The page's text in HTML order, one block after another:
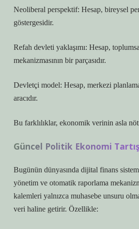
Neoliberal perspektif: Hesap, bireysel
göstergesidir.
Refah devleti yaklaşımı: Hesap,
mekanizmasının bir parçasıdır.
Devletçi model: Hesap, merkezi
aracıdır.
Bu farklılıklar, ekonomik verinin asla
Güncel Politik Ekonomi
Bugünün dünyasında dijital finans
yönetim ve otomatik raporlama
kalemleri yalnızca muhasebe unsuru
veri haline getirir. Özellikle: